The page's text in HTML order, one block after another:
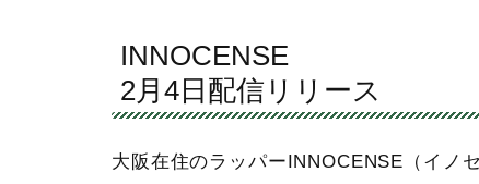
INNOCENSE
2月4日配信リリース
大阪在住のラッパーINNOCENSE（イノ